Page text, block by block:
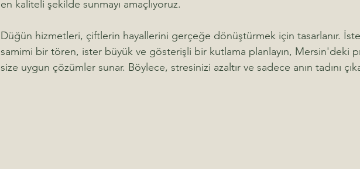
en kaliteli şekilde sunmayı amaçlıyoruz.
Düğün hizmetleri, çiftlerin hayallerini gerçeğe dönüştürmek için tasarlanır.
samimi bir tören, ister büyük ve gösterişli bir kutlama planlayın, Mersin'deki
size uygun çözümler sunar. Böylece, stresinizi azaltır ve sadece anın tadını